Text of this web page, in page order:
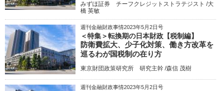
みずほ証券 チーフクレジットストラテジスト /大
橋 英敏
週刊金融財政事情2023年5月2日号
＜特集＞転換期の日本財政【税制編】
防衛費拡大、少子化対策、働き方改革を
巡るわが国税制の在り方
東京財団政策研究所 研究主幹 /森信 茂樹
週刊金融財政事情2023年5月2日号